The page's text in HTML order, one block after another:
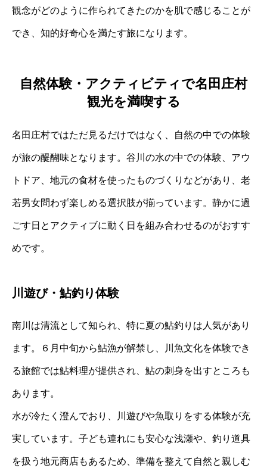
観念がどのように作られてきたのかを肌で感じることが
でき、知的好奇心を満たす旅になります。
自然体験・アクティビティで名田庄村
観光を満喫する
名田庄村ではただ見るだけではなく、自然の中での体験
が旅の醍醐味となります。谷川の水の中での体験、アウ
トドア、地元の食材を使ったものづくりなどがあり、老
若男女問わず楽しめる選択肢が揃っています。静かに過
ごす日とアクティブに動く日を組み合わせるのがおすす
めです。
川遊び・鮎釣り体験
南川は清流として知られ、特に夏の鮎釣りは人気があり
ます。６月中旬から鮎漁が解禁し、川魚文化を体験でき
る旅館では鮎料理が提供され、鮎の刺身を出すところも
あります。
水が冷たく澄んでおり、川遊びや魚取りをする体験が充
実しています。子ども連れにも安心な浅瀬や、釣り道具
を扱う地元商店もあるため、準備を整えて自然と親しむ